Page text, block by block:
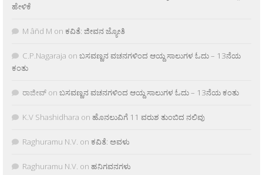
ಹೇಳಿಕೆ
M âñd M on ಕವಿತೆ: ಜೀವನ ಜ್ಯೋತಿ
C.P.Nagaraja on ಬಸವಣ್ಣನ ವಚನಗಳಿಂದ ಆಯ್ದ ಸಾಲುಗಳ ಓದು – 13ನೆಯ
ಕಂತು
ರಾಜೀವ್ on ಬಸವಣ್ಣನ ವಚನಗಳಿಂದ ಆಯ್ದ ಸಾಲುಗಳ ಓದು – 13ನೆಯ ಕಂತು
K.V Shashidhara on ಹೊನಲುವಿಗೆ 11 ವರುಶ ತುಂಬಿದ ನಲಿವು
Raghuramu N.V. on ಕವಿತೆ: ಅವಳು
Raghuramu N.V. on ಹನಿಗವನಗಳು